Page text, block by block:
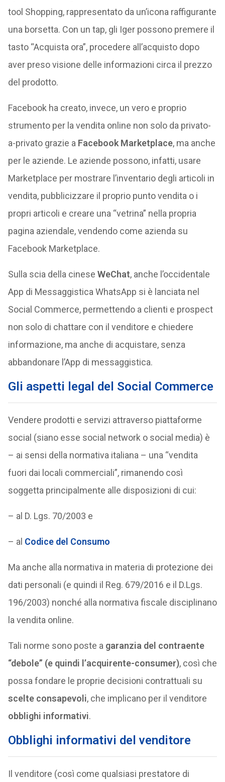
tool Shopping, rappresentato da un’icona raffigurante
una borsetta. Con un tap, gli Iger possono premere il
tasto “Acquista ora”, procedere all’acquisto dopo
aver preso visione delle informazioni circa il prezzo
del prodotto.
Facebook ha creato, invece, un vero e proprio
strumento per la vendita online non solo da privato-
a-privato grazie a Facebook Marketplace, ma anche
per le aziende. Le aziende possono, infatti, usare
Marketplace per mostrare l’inventario degli articoli in
vendita, pubblicizzare il proprio punto vendita o i
propri articoli e creare una “vetrina” nella propria
pagina aziendale, vendendo come azienda su
Facebook Marketplace.
Sulla scia della cinese WeChat, anche l’occidentale
App di Messaggistica WhatsApp si è lanciata nel
Social Commerce, permettendo a clienti e prospect
non solo di chattare con il venditore e chiedere
informazione, ma anche di acquistare, senza
abbandonare l’App di messaggistica.
Gli aspetti legal del Social Commerce
Vendere prodotti e servizi attraverso piattaforme
social (siano esse social network o social media) è
– ai sensi della normativa italiana – una “vendita
fuori dai locali commerciali”, rimanendo così
soggetta principalmente alle disposizioni di cui:
– al D. Lgs. 70/2003 e
– al Codice del Consumo
Ma anche alla normativa in materia di protezione dei
dati personali (e quindi il Reg. 679/2016 e il D.Lgs.
196/2003) nonché alla normativa fiscale disciplinano
la vendita online.
Tali norme sono poste a garanzia del contraente
“debole” (e quindi l’acquirente-consumer), così che
possa fondare le proprie decisioni contrattuali su
scelte consapevoli, che implicano per il venditore
obblighi informativi.
Obblighi informativi del venditore
Il venditore (così come qualsiasi prestatore di